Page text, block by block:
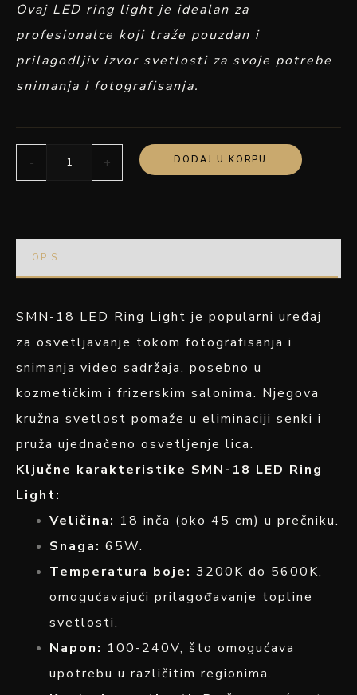
Ovaj LED ring light je idealan za
profesionalce koji traže pouzdan i
prilagodljiv izvor svetlosti za svoje potrebe
snimanja i fotografisanja.
- + DODAJ U KORPU
OPIS
SMN-18 LED Ring Light je popularni uređaj
za osvetljavanje tokom fotografisanja i
snimanja video sadržaja, posebno u
kozmetičkim i frizerskim salonima. Njegova
kružna svetlost pomaže u eliminaciji senki i
pruža ujednačeno osvetljenje lica.
Ključne karakteristike SMN-18 LED Ring
Light:
Veličina: 18 inča (oko 45 cm) u prečniku.
Snaga: 65W.
Temperatura boje: 3200K do 5600K,
omogućavajući prilagođavanje topline
svetlosti.
Napon: 100-240V, što omogućava
upotrebu u različitim regionima.